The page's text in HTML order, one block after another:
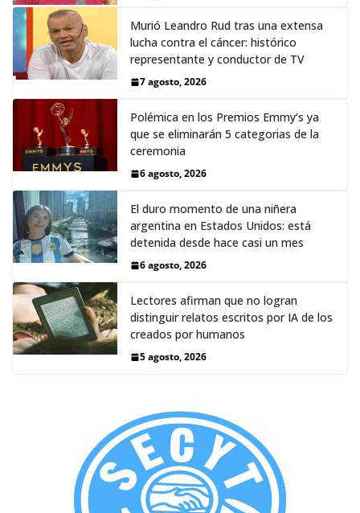
Murió Leandro Rud tras una extensa
lucha contra el cáncer: histórico
representante y conductor de TV
7 agosto, 2026
Polémica en los Premios Emmy‘s ya
que se eliminarán 5 categorias de la
ceremonia
6 agosto, 2026
El duro momento de una niñera
argentina en Estados Unidos: está
detenida desde hace casi un mes
6 agosto, 2026
Lectores afirman que no logran
distinguir relatos escritos por IA de los
creados por humanos
5 agosto, 2026